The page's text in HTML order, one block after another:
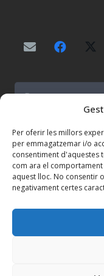
Per oferir les millors
per emmagatzemar i/o
consentiment d'aquestes
com ara el
aquest lloc. No consentir
negativament certes
Buscar:
Centre concertat
Ministeri de